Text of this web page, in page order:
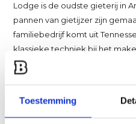
Toestemming
Lodge is de oudste gieterij in
pannen van gietijzer zijn
familiebedrijf komt uit
klassieke techniek bij het
Deze techniek wordt al meer
Wel zijn er minder
verpakkingen gerecycled en
klassieke, kwalitatieve